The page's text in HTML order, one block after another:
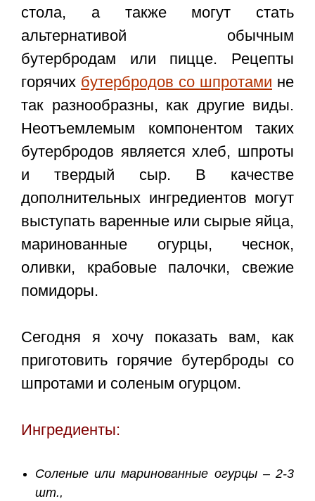
стола, а также могут стать
альтернативой обычным
бутербродам или пицце. Рецепты
горячих бутербродов со шпротами не
так разнообразны, как другие виды.
Неотъемлемым компонентом таких
бутербродов является хлеб, шпроты
и твердый сыр. В качестве
дополнительных ингредиентов могут
выступать варенные или сырые яйца,
маринованные огурцы, чеснок,
оливки, крабовые палочки, свежие
помидоры.
Сегодня я хочу показать вам, как
приготовить горячие бутерброды со
шпротами и соленым огурцом.
Ингредиенты:
Соленые или маринованные огурцы – 2-3
шт.,